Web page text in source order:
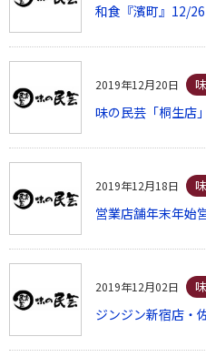
2019年12月20日
2019年12月18日
営業店舗年末年始
2019年12月02日